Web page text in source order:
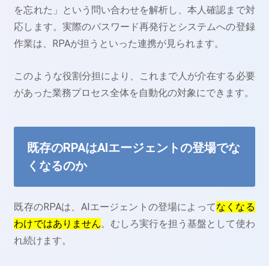
を忘れた」という問い合わせを解析し、本人確認まで対
応します。実際のパスワード再発行とシステムへの登録
作業は、RPAが担うといった連携が見られます。
このような役割分担により、これまで人が介在する必要
があった業務プロセス全体を自動化の対象にできます。
既存のRPAはAIエージェントの登場でな
くなるのか
既存のRPAは、AIエージェントの登場によってなくなる
わけではありません。むしろ実行を担う基盤として使わ
れ続けます。